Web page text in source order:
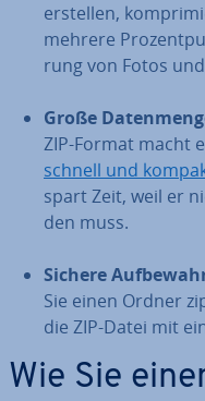
erstellen,
mehrere
rung von Fotos
Große
ZIP-Format macht
schnell und
spart Zeit, weil er
den muss.
Sichere
Sie einen Ordner
die ZIP-Datei mit
Wie Sie